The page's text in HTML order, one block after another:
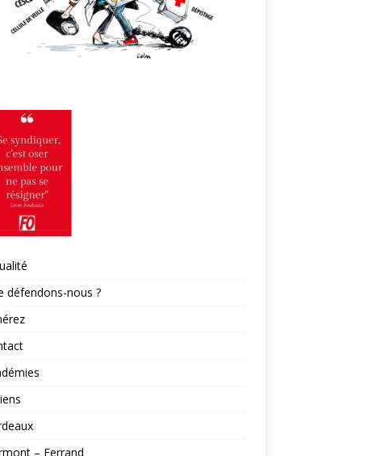
défendons-nous ?
– Ferrand